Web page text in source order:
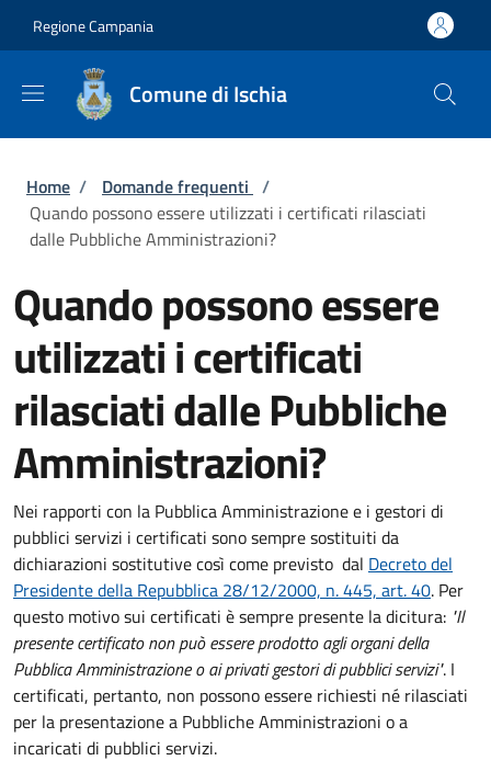
Regione Campania
Comune di Ischia
Briciole di pane
Home / Domande frequenti /
Quando possono essere utilizzati i certificati rilasciati
dalle Pubbliche Amministrazioni?
Quando possono essere
utilizzati i certificati
rilasciati dalle Pubbliche
Amministrazioni?
Nei rapporti con la Pubblica Amministrazione e i gestori di
pubblici servizi i certificati sono sempre sostituiti da
dichiarazioni sostitutive così come previsto dal Decreto del
Presidente della Repubblica 28/12/2000, n. 445, art. 40. Per
questo motivo sui certificati è sempre presente la dicitura: "Il
presente certificato non può essere prodotto agli organi della
Pubblica Amministrazione o ai privati gestori di pubblici servizi". I
certificati, pertanto, non possono essere richiesti né rilasciati
per la presentazione a Pubbliche Amministrazioni o a
incaricati di pubblici servizi.